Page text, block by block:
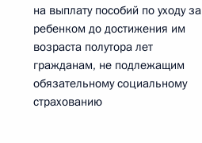
на выплату пособий по уходу за
ребенком до достижения им
возраста полутора лет
гражданам, не подлежащим
обязательному социальному
страхованию